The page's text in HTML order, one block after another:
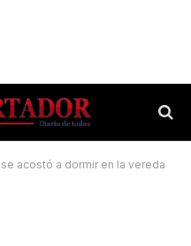
acostó a dormir en la vereda